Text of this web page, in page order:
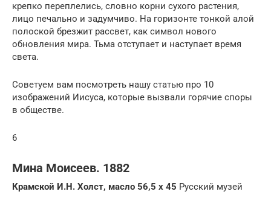
крепко переплелись, словно корни сухого растения,
лицо печально и задумчиво. На горизонте тонкой алой
полоской брезжит рассвет, как символ нового
обновления мира. Тьма отступает и наступает время
света.
Советуем вам посмотреть нашу статью про 10
изображений Иисуса, которые вызвали горячие споры
в обществе.
6
Мина Моисеев. 1882
Крамской И.Н. Холст, масло 56,5 x 45 Русский музей